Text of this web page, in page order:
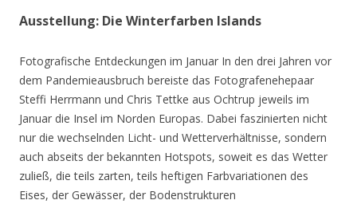
Ausstellung: Die Winterfarben Islands
Fotografische Entdeckungen im Januar In den drei Jahren vor
dem Pandemieausbruch bereiste das Fotografenehepaar
Steffi Herrmann und Chris Tettke aus Ochtrup jeweils im
Januar die Insel im Norden Europas. Dabei faszinierten nicht
nur die wechselnden Licht- und Wetterverhältnisse, sondern
auch abseits der bekannten Hotspots, soweit es das Wetter
zuließ, die teils zarten, teils heftigen Farbvariationen des
Eises, der Gewässer, der Bodenstrukturen